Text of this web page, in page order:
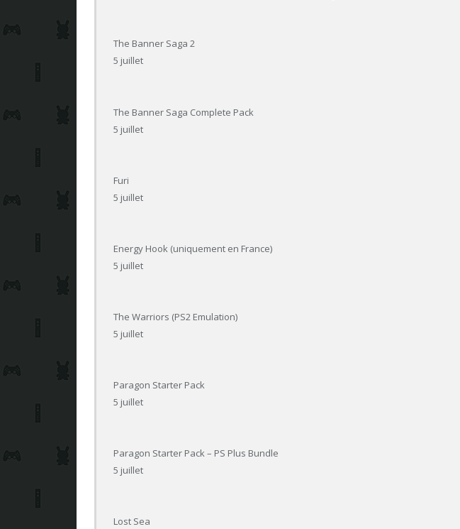
The Banner Saga 2
5 juillet
The Banner Saga Complete Pack
5 juillet
Furi
5 juillet
Energy Hook (uniquement en France)
5 juillet
The Warriors (PS2 Emulation)
5 juillet
Paragon Starter Pack
5 juillet
Paragon Starter Pack – PS Plus Bundle
5 juillet
Lost Sea